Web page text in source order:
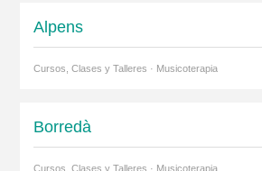
Alpens
Cursos, Clases y Talleres · Musicoterapia
Borredà
Cursos, Clases y Talleres · Musicoterapia